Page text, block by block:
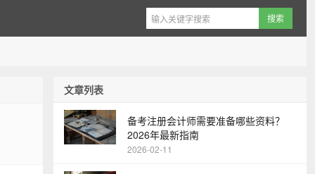
文章列表
备考注册会计师需要准备哪些资料？
2026年最新指南
2026-02-11